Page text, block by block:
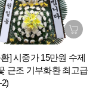
] 시중가 15만원 수제
근조 기부화환 최고급